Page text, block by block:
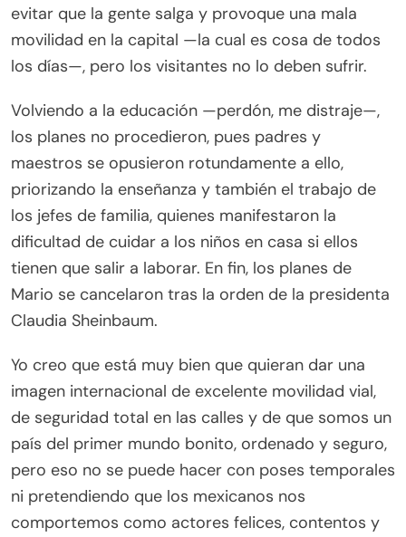
evitar que la gente salga y provoque una mala
movilidad en la capital —la cual es cosa de todos
los días—, pero los visitantes no lo deben sufrir.
Volviendo a la educación —perdón, me distraje—,
los planes no procedieron, pues padres y
maestros se opusieron rotundamente a ello,
priorizando la enseñanza y también el trabajo de
los jefes de familia, quienes manifestaron la
dificultad de cuidar a los niños en casa si ellos
tienen que salir a laborar. En fin, los planes de
Mario se cancelaron tras la orden de la presidenta
Claudia Sheinbaum.
Yo creo que está muy bien que quieran dar una
imagen internacional de excelente movilidad vial,
de seguridad total en las calles y de que somos un
país del primer mundo bonito, ordenado y seguro,
pero eso no se puede hacer con poses temporales
ni pretendiendo que los mexicanos nos
comportemos como actores felices, contentos y